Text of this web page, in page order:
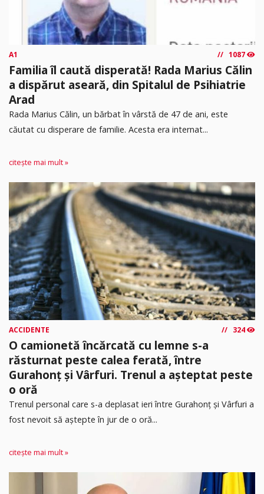
A1 1087
Familia îl caută disperată! Rada Marius Călin
a dispărut aseară, din Spitalul de Psihiatrie
Arad
Rada Marius Călin, un bărbat în vârstă de 47 de ani, este
căutat cu disperare de familie. Acesta era internat...
citește mai mult »
ACCIDENTE 324
O camionetă încărcată cu lemne s-a
răsturnat peste calea ferată, între
Gurahonț și Vârfuri. Trenul a așteptat peste
o oră
Trenul personal care s-a deplasat ieri între Gurahonț și Vârfuri a
fost nevoit să aștepte în jur de o oră...
citește mai mult »